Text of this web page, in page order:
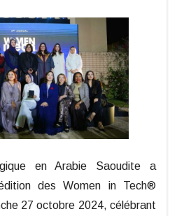
en Arabie Saoudite a
des Women in Tech®
27 octobre 2024, célébrant